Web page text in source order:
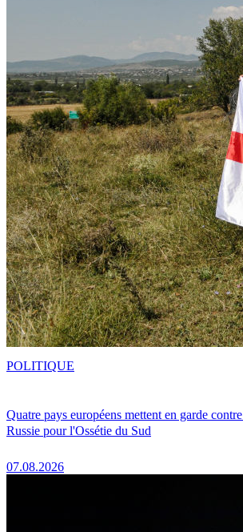
Quatre pays européens mettent en garde
Russie pour l'Ossétie du Sud
07.08.2026
POLITIQUE